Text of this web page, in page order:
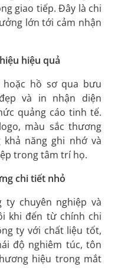
giao tiếp. Đây là chi
lớn tới cảm nhận
hiệu quả
hồ sơ qua bưu
và in nhận diện
quảng cáo tinh tế.
màu sắc thương
năng ghi nhớ và
trong tâm trí họ.
chi tiết nhỏ
chuyên nghiệp và
khi đến từ chính chi
ty với chất liệu tốt,
độ nghiêm túc, tôn
hiệu trong mắt